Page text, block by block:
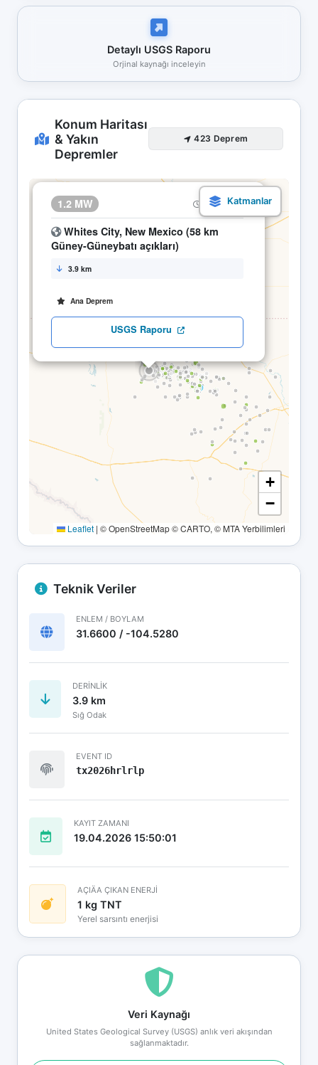
Detaylı USGS Raporu
Orjinal kaynağı inceleyin
Konum Haritası
& Yakın
Depremler
423 Deprem
1.2 MW 19.04 18:42
Whites City, New Mexico (58 km
Güney-Güneybatı açıkları)
3.9 km
Ana Deprem
USGS Raporu
×
+
−
Leaflet | © OpenStreetMap © CARTO, © MTA Yerbilimleri
Teknik Veriler
ENLEM / BOYLAM
31.6600 / -104.5280
DERINLIK
3.9 km
Sığ Odak
EVENT ID
tx2026hrlrlp
KAYIT ZAMANI
19.04.2026 15:50:01
AÇIÄA ÇIKAN ENERJİ
1 kg TNT
Yerel sarsıntı enerjisi
Veri Kaynağı
United States Geological Survey (USGS) anlık veri akışından
sağlanmaktadır.